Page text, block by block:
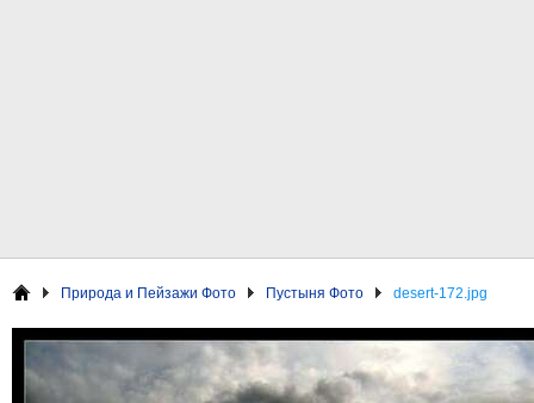
Природа и Пейзажи Фото Пустыня Фото desert-172.jpg